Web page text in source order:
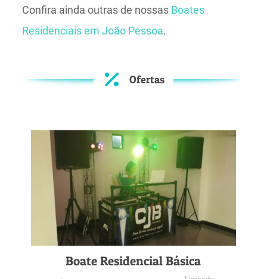
Confira ainda outras de nossas Boates
Residenciais em João Pessoa.
Ofertas
Boate Residencial Básica